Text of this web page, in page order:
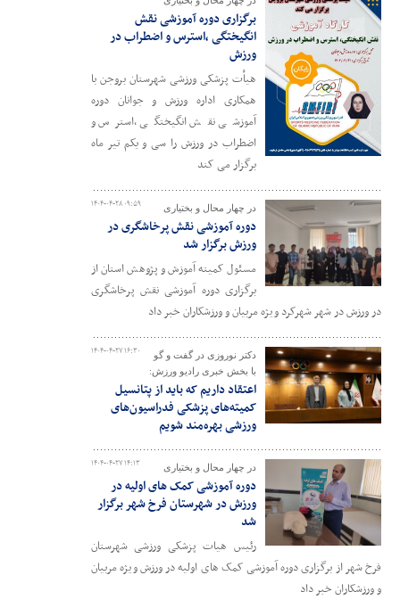
برگزاری دوره آموزشی نقش
انگیختگی ،استرس و اضطراب در
ورزش
هیأت پزشکی ورزشی شهرستان بروجن با
همکاری اداره ورزش و جوانان دوره
آموزشی نقش انگیختگی ،استرس و
اضطراب در ورزش را سی و یکم تیر ماه
برگزار می کند
۱۴۰۴-۰۴-۲۸ ۰۹:۵۹ در چهار محال و بختیاری
دوره آموزشی نقش پرخاشگری در
ورزش برگزار شد
مسئول کمیته آموزش و پژوهش استان از
برگزاری دوره آموزشی نقش پرخاشگری
در ورزش در شهر شهرکرد ویژه مربیان و ورزشکاران خبر داد
۱۴۰۴-۰۴-۲۷ ۱۶:۳۰
دکتر نوروزی در گفت و گو
با بخش خبری رادیو ورزش:
اعتقاد داریم که باید از پتانسیل
کمیته‌های پزشکی فدراسیون‌های
ورزشی بهره‌مند شویم
۱۴۰۴-۰۴-۲۷ ۱۴:۱۳ در چهار محال و بختیاری
دوره آموزشی کمک های اولیه در
ورزش در شهرستان فرخ شهر برگزار
شد
رئیس هیات پزشکی ورزشی شهرستان
فرخ شهر از برگزاری دوره آموزشی کمک های اولیه در ورزش ویژه مربیان
و ورزشکاران خبر داد